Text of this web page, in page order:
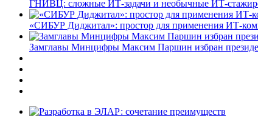
ГНИВЦ: сложные ИТ‑задачи и необычные
«СИБУР Диджитал»: простор для применения ИТ-
Замглавы Минцифры Максим Паршин избран